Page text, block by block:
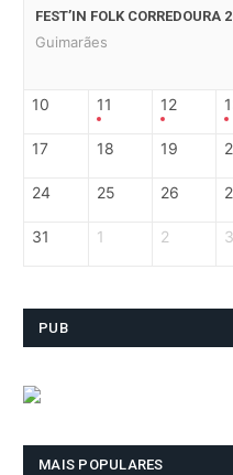
FEST’IN FOLK CORREDOURA
Guimarães
10 11 12
17 18 19
24 25 26
31 1 2 3
PUB
MAIS POPULARES